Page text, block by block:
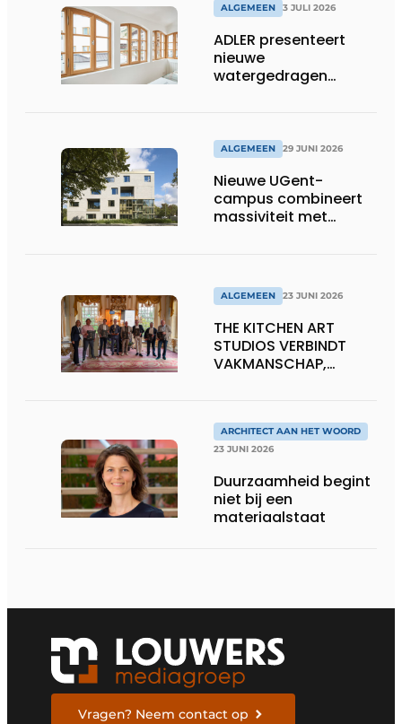
ALGEMEEN 3 JULI 2026
ADLER presenteert
nieuwe
watergedragen
ALGEMEEN 29 JUNI 2026
Nieuwe UGent-
campus combineert
massiviteit met
ALGEMEEN 23 JUNI 2026
THE KITCHEN ART
STUDIOS VERBINDT
VAKMANSCHAP,
DE LEEFKEUKEN VAN DE
TOEKOMST
ARCHITECT AAN HET WOORD
23 JUNI 2026
Duurzaamheid begint
niet bij een
materiaalstaat
Vragen? Neem contact op